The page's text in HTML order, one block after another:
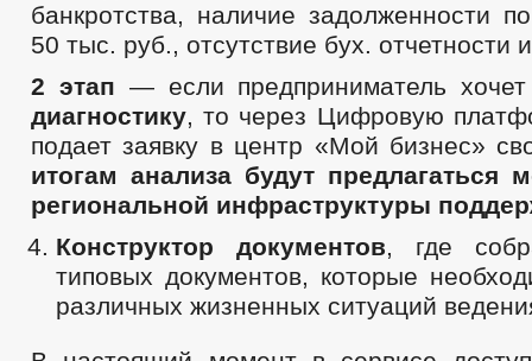
банкротства, наличие задолженности
50 тыс. руб., отсутствие бух. отчетности
2 этап — если предприниматель
диагностику, то через Цифровую
подает заявку в центр «Мой бизнес»
итогам анализа будут предлагаться
региональной инфраструктуры
Конструктор документов, где
типовых документов, которые
различных жизненных ситуаций